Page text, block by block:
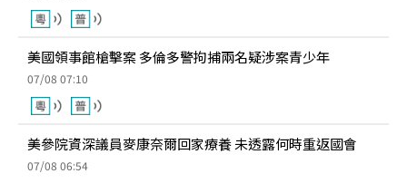
美國領事館槍擊案 多倫多警拘捕兩名疑涉案青少年
07/08 07:10
美參院資深議員麥康奈爾回家療養 未透露何時重返國會
07/08 06:54